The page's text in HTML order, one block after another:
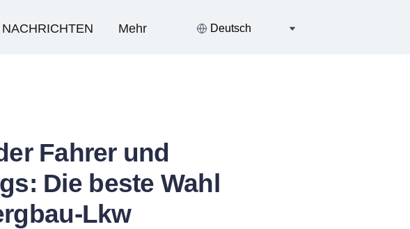
NACHRICHTEN Mehr Deutsch
Fahrer und
Die beste Wahl
Lkw